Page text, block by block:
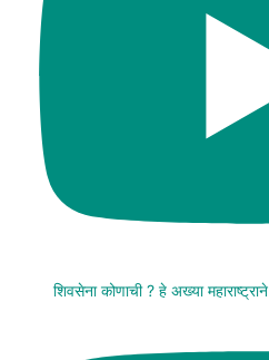
शिवसेना कोणाची ? हे अख्या